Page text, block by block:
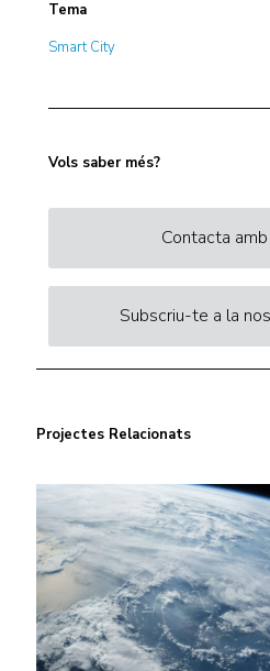
Tema
Smart City
Vols saber més?
Contacta
Subscriu-te a la
Projectes Relacionats